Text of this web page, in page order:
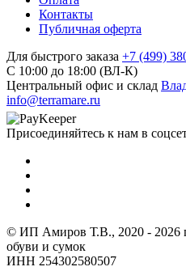
Контакты
Публичная оферта
Для быстрого заказа +7 (499)
C 10:00 до 18:00 (ВЛ-К)
Центральный офис и склад
info@terramare.ru
Присоединяйтесь к нам в
© ИП Амиров Т.В., 2020 - 2026
обуви и сумок
ИНН 254302580507